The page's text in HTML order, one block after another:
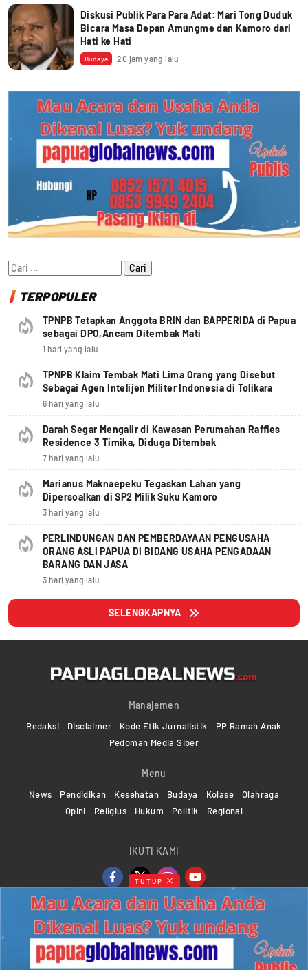
Diskusi Publik Para Para Adat: Mari Tong Duduk
Bicara Masa Depan Amungme dan Kamoro dari
Hati ke Hati
Budaya 20 jam yang lalu
Cari
untuk:
TERPOPULER
TPNPB Tetapkan Anggota BRIN dan BAPPERIDA di Papua
sebagai DPO,Ancam Ditembak Mati
1 hari yang lalu
TPNPB Klaim Tembak Mati Lima Orang yang Disebut
Sebagai Agen Intelijen Militer Indonesia di Tolikara
6 hari yang lalu
Darah Segar Mengalir di Kawasan Perumahan Raffles
Residence 3 Timika, Diduga Ditembak
7 hari yang lalu
Marianus Maknaepeku Tegaskan Lahan yang
Dipersoalkan di SP2 Milik Suku Kamoro
3 hari yang lalu
PERLINDUNGAN DAN PEMBERDAYAAN PENGUSAHA
ORANG ASLI PAPUA DI BIDANG USAHA PENGADAAN
BARANG DAN JASA
3 hari yang lalu
SELENGKAPNYA
Manajemen
Redaksi Disclaimer Kode Etik Jurnalistik
PP Ramah Anak
Pedoman Media Siber
Menu
News Pendidikan Kesehatan Budaya Kolase
Olahraga
Opini
Religius Hukum Politik Regional
IKUTI KAMI
Copyright ©2024-2026 Papuaglobalnews.com | All rights
reserved
TUTUP